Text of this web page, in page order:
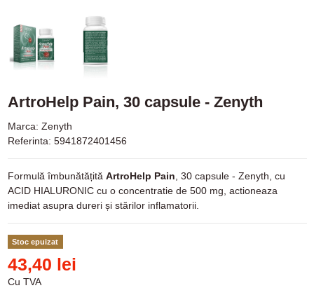
ArtroHelp Pain, 30 capsule - Zenyth
Marca: Zenyth
Referinta: 5941872401456
Formulă îmbunătățită ArtroHelp Pain, 30 capsule - Zenyth, cu
ACID HIALURONIC cu o concentratie de 500 mg, actioneaza
imediat asupra dureri și stărilor inflamatorii.
Stoc epuizat
43,40 lei
Cu TVA